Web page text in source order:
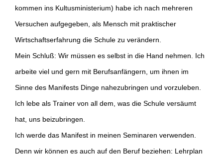
kommen ins Kultusministerium) habe ich nach mehreren
Versuchen aufgegeben, als Mensch mit praktischer
Wirtschaftserfahrung die Schule zu verändern.
Mein Schluß: Wir müssen es selbst in die Hand nehmen. Ich
arbeite viel und gern mit Berufsanfängern, um ihnen im
Sinne des Manifests Dinge nahezubringen und vorzuleben.
Ich lebe als Trainer von all dem, was die Schule versäumt
hat, uns beizubringen.
Ich werde das Manifest in meinen Seminaren verwenden.
Denn wir können es auch auf den Beruf beziehen: Lehrplan